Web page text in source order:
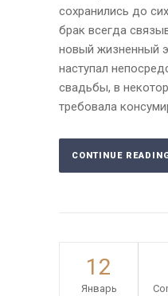
сохранились до
брак всегда
новый жизненный
наступал
свадьбы, в
требовала
CONTINUE
12
Январь